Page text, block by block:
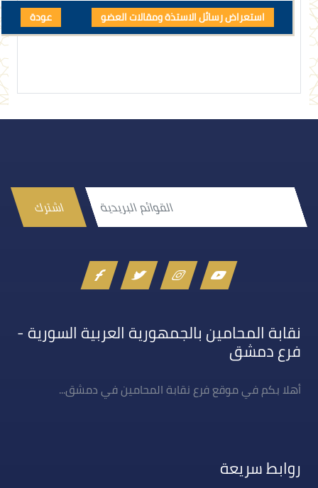
اشترك
نقابة المحامين بالجمهورية العربية السورية -
فرع دمشق
أهلا بكم في موقع فرع نقابة المحامين في دمشق...
روابط سريعة